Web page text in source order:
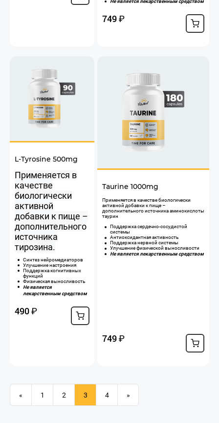
749₽
L-Tyrosine 500mg
Применяется в
качестве
биологически
активной
добавки к пище –
дополнительного
источника
тирозина.
Синтез нейромедиаторов
Улучшение настроения
Поддержка когнитивных
функций
Физическая выносливость
Не является
лекарственным средством
490₽
Taurine 1000mg
​Применяется в качестве биологически
активной добавки к пище –
дополнительного источника аминокислоты
таурин
Поддержка сердечно-сосудистой
системы
Антиоксидантная активность
Поддержка нервной системы
Улучшение физической выносливости
Не является лекарственным средством
749₽
« 1 2 3 4 »